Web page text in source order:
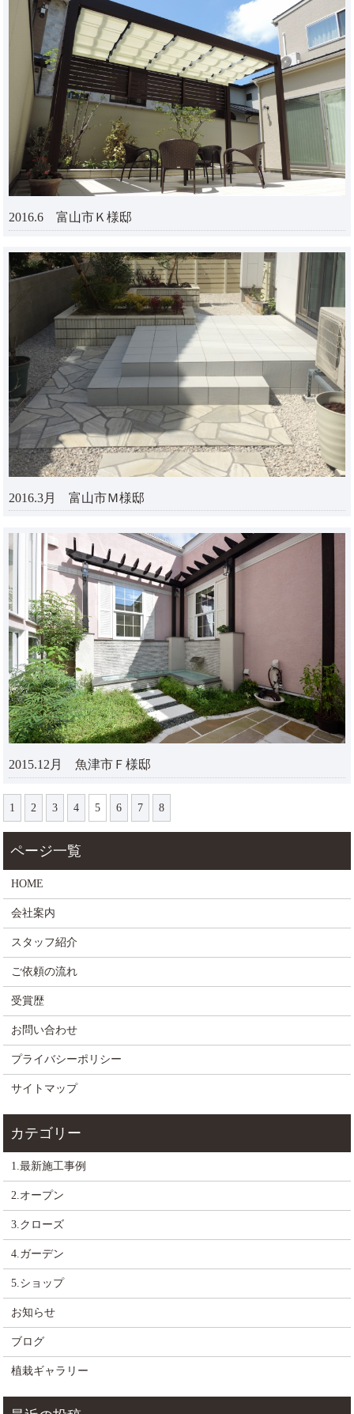
2016.6 富山市Ｋ様邸
2016.3月 富山市Ｍ様邸
2015.12月 魚津市Ｆ様邸
1 2 3 4 5 6 7 8
HOME
会社案内
スタッフ紹介
ご依頼の流れ
受賞歴
お問い合わせ
プライバシーポリシー
サイトマップ
1.最新施工事例
2.オープン
3.クローズ
4.ガーデン
5.ショップ
お知らせ
ブログ
植栽ギャラリー